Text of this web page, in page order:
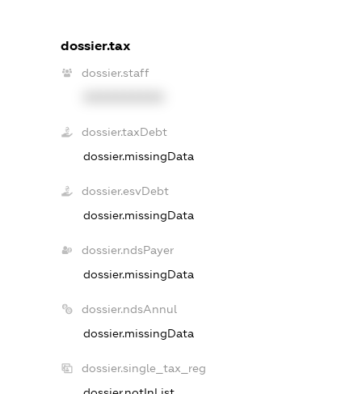
dossier.tax
dossier.staff
dossier.taxDebt
dossier.missingData
dossier.esvDebt
dossier.missingData
dossier.ndsPayer
dossier.missingData
dossier.ndsAnnul
dossier.missingData
dossier.single_tax_reg